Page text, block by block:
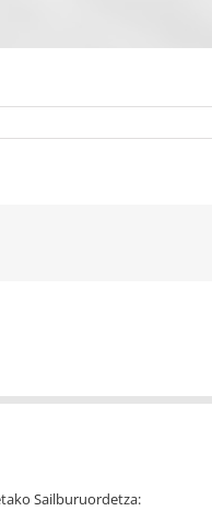
Sailburuordetza: